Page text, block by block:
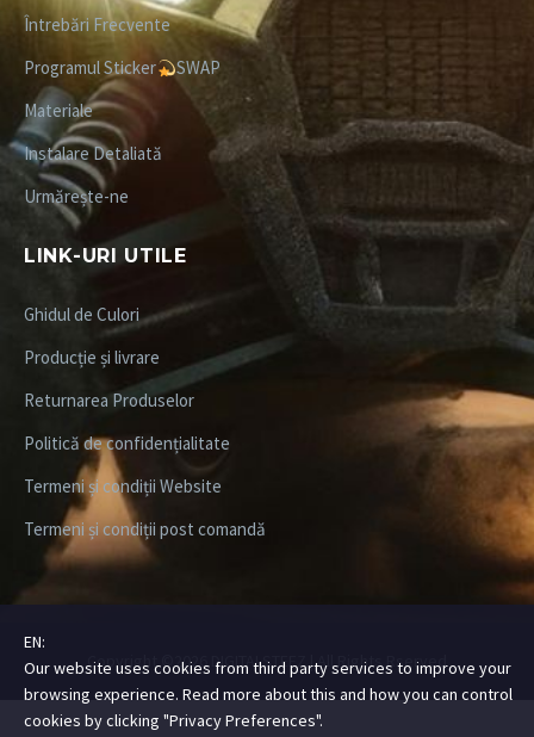
Întrebări Frecvente
Programul Sticker
SWAP
Materiale
Instalare Detaliată
Urmărește-ne
LINK-URI UTILE
Ghidul de Culori
Producție și livrare
Returnarea Produselor
Politică de confidențialitate
Termeni și condiții Website
Termeni și condiții post comandă
Copyright ©2026 DIGITALSTEEZ| All Rights Rserved
EN:
Our website uses cookies from third party services to improve your
browsing experience. Read more about this and how you can control
cookies by clicking "Privacy Preferences".